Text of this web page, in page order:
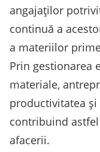
angajaților
continuă a
a materiilor
Prin gestionarea
materiale,
productivitatea
contribuind
afacerii.